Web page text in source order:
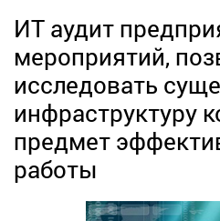
ИТ аудит
мероприятий,
исследовать
инфраструктуру
предмет
работы